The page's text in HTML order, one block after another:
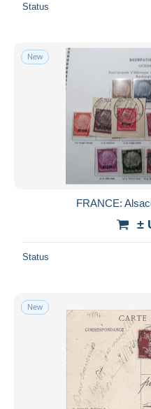
Status
New
FRANCE:
±
Status
New